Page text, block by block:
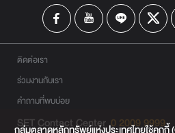
ติดต่อเรา
ร่วมงานกับเรา
คำถามที่พบบ่อย
SET Contact Center 0 2009 9999